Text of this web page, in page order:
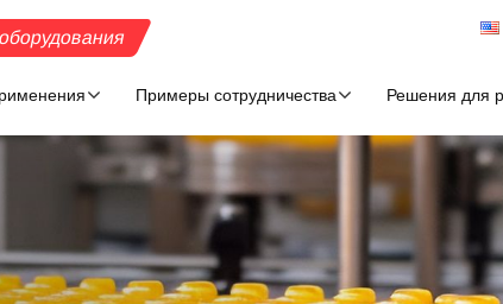
Примеры сотрудничества Решения для